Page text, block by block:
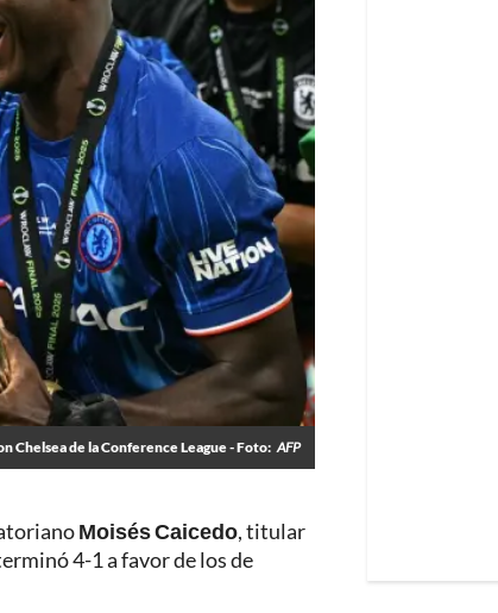
Chelsea de la Conference League - Foto: AFP
Moisés Caicedo, titular
4-1 a favor de los de